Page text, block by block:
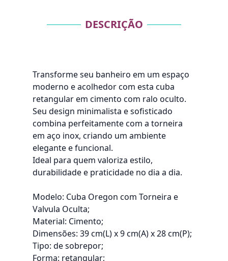
DESCRIÇÃO
Transforme seu banheiro em um espaço
moderno e acolhedor com esta cuba
retangular em cimento com ralo oculto.
Seu design minimalista e sofisticado
combina perfeitamente com a torneira
em aço inox, criando um ambiente
elegante e funcional.
Ideal para quem valoriza estilo,
durabilidade e praticidade no dia a dia.
Modelo: Cuba Oregon com Torneira e
Valvula Oculta;
Material: Cimento;
Dimensões: 39 cm(L) x 9 cm(A) x 28 cm(P);
Tipo: de sobrepor;
Forma: retangular;